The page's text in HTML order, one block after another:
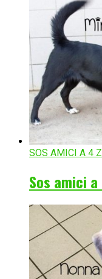
SOS AMICI A 4
Sos amici